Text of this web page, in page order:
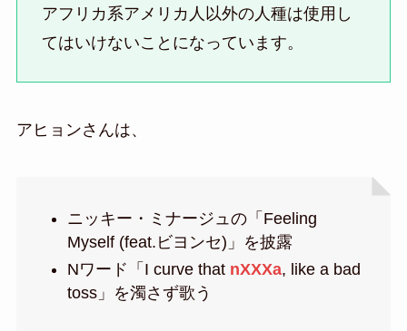
アフリカ系アメリカ人以外の人種は使用し
てはいけないことになっています。
アヒョンさんは、
ニッキー・ミナージュの「Feeling
Myself (feat.ビヨンセ)」を披露
Nワード「I curve that nXXXa, like a bad
toss」を濁さず歌う